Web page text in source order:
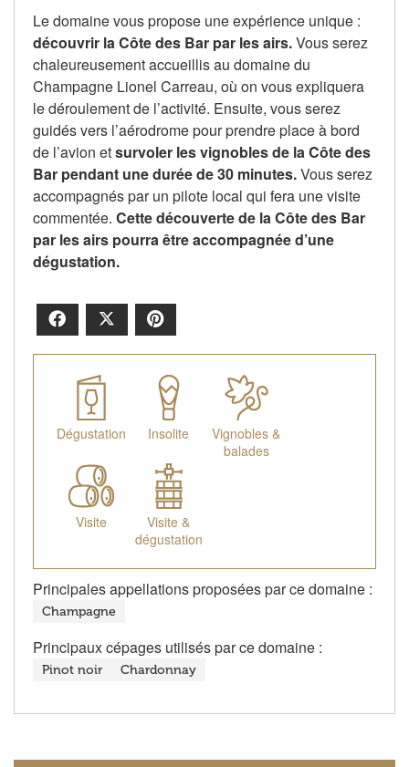
Le domaine vous propose une expérience unique :
découvrir la Côte des Bar par les airs.Vous serez
chaleureusement accueillis au domaine du
Champagne Lionel Carreau, où on vous expliquera
le déroulement de l’activité. Ensuite, vous serez
guidés vers l’aérodrome pour prendre place à bord
de l’avion etsurvoler les vignobles de la Côte des
Bar pendant une durée de 30 minutes.Vous serez
accompagnés par un pilote local qui fera une visite
commentée. Cette découverte de la Côte des Bar
par les airs pourra être accompagnée d’une
dégustation.
Facebook
Dégustation Insolite
Vignobles &
balades
Visite
Visite &
dégustation
Principales appellations proposées par ce domaine :
Champagne
Principaux cépages utilisés par ce domaine :
Pinot noir Chardonnay